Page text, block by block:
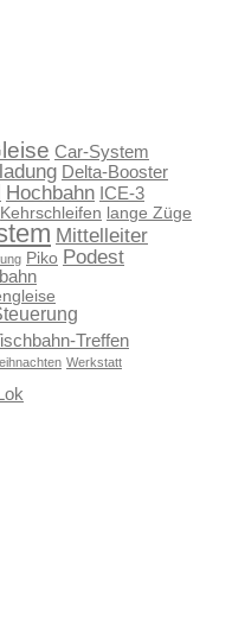
Car-System
Delta-Booster
Hochbahn ICE-3
Kehrschleifen lange Züge
Mittelleiter
Piko Podest
Treffen
Werkstatt